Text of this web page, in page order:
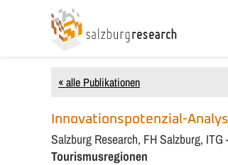
« alle Publikationen
Innovationspotenzial-
Salzburg Research, FH Salzburg,
Tourismusregionen